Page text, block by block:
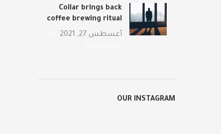
Collar brings back
coffee brewing ritual
أغسطس 27, 2021
OUR INSTAGRAM